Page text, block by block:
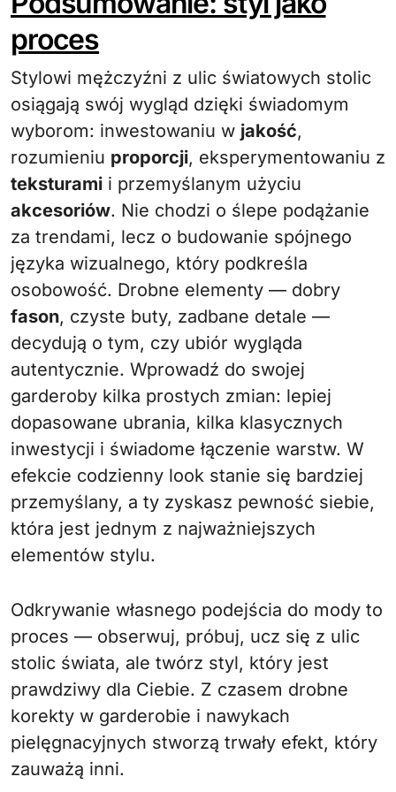
proces
Stylowi mężczyźni z ulic światowych stolic
osiągają swój wygląd dzięki świadomym
wyborom: inwestowaniu w jakość,
rozumieniu proporcji, eksperymentowaniu z
teksturami i przemyślanym użyciu
akcesoriów. Nie chodzi o ślepe podążanie
za trendami, lecz o budowanie spójnego
języka wizualnego, który podkreśla
osobowość. Drobne elementy — dobry
fason, czyste buty, zadbane detale —
decydują o tym, czy ubiór wygląda
autentycznie. Wprowadź do swojej
garderoby kilka prostych zmian: lepiej
dopasowane ubrania, kilka klasycznych
inwestycji i świadome łączenie warstw. W
efekcie codzienny look stanie się bardziej
przemyślany, a ty zyskasz pewność siebie,
która jest jednym z najważniejszych
elementów stylu.
Odkrywanie własnego podejścia do mody to
proces — obserwuj, próbuj, ucz się z ulic
stolic świata, ale twórz styl, który jest
prawdziwy dla Ciebie. Z czasem drobne
korekty w garderobie i nawykach
pielęgnacyjnych stworzą trwały efekt, który
zauważą inni.